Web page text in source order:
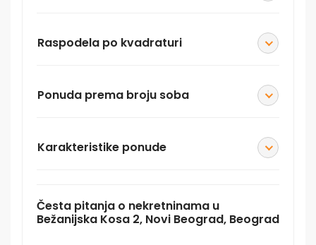
Raspodela po kvadraturi
Ponuda prema broju soba
Karakteristike ponude
Česta pitanja o nekretninama u
Bežanijska Kosa 2, Novi Beograd, Beograd